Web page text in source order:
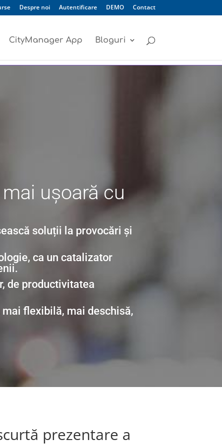
Despre noi Autentificare DEMO Contact
CityManager App Bloguri
ușoară cu
soluții la provocări și
ca un catalizator
de productivitatea
flexibilă, mai deschisă,
prezentare a